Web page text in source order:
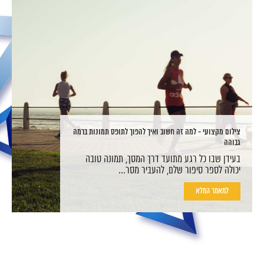
צילום מקצועי - למה זה חשוב ואיך להפוך לתופס תמונות ברמה
גבוהה
בעידן שבו כל רגע מתועד דרך המסך, תמונה טובה
יכולה לספר סיפור שלם, להעביר מסר...
למאמר המלא